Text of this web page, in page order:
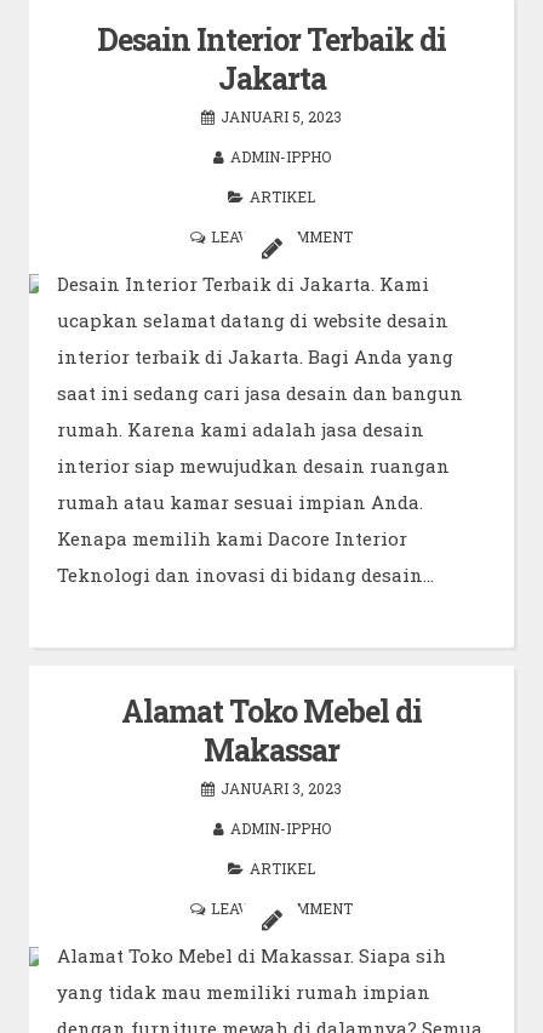
Desain Interior Terbaik di
Jakarta
JANUARI 5, 2023
ADMIN-IPPHO
ARTIKEL
LEAVE A COMMENT
Desain Interior Terbaik di Jakarta. Kami
ucapkan selamat datang di website desain
interior terbaik di Jakarta. Bagi Anda yang
saat ini sedang cari jasa desain dan bangun
rumah. Karena kami adalah jasa desain
interior siap mewujudkan desain ruangan
rumah atau kamar sesuai impian Anda.
Kenapa memilih kami Dacore Interior
Teknologi dan inovasi di bidang desain…
Alamat Toko Mebel di
Makassar
JANUARI 3, 2023
ADMIN-IPPHO
ARTIKEL
LEAVE A COMMENT
Alamat Toko Mebel di Makassar. Siapa sih
yang tidak mau memiliki rumah impian
dengan furniture mewah di dalamnya? Semua